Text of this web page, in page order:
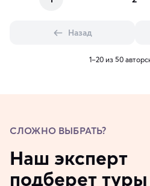
Назад
1–20 из 50
СЛОЖНО ВЫБРАТЬ?
Наш эксперт
подберет туры